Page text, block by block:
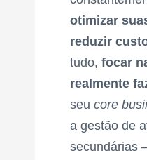
otimizar
reduzir
tudo, focar
realmente
seu core
a gestão de
secundárias